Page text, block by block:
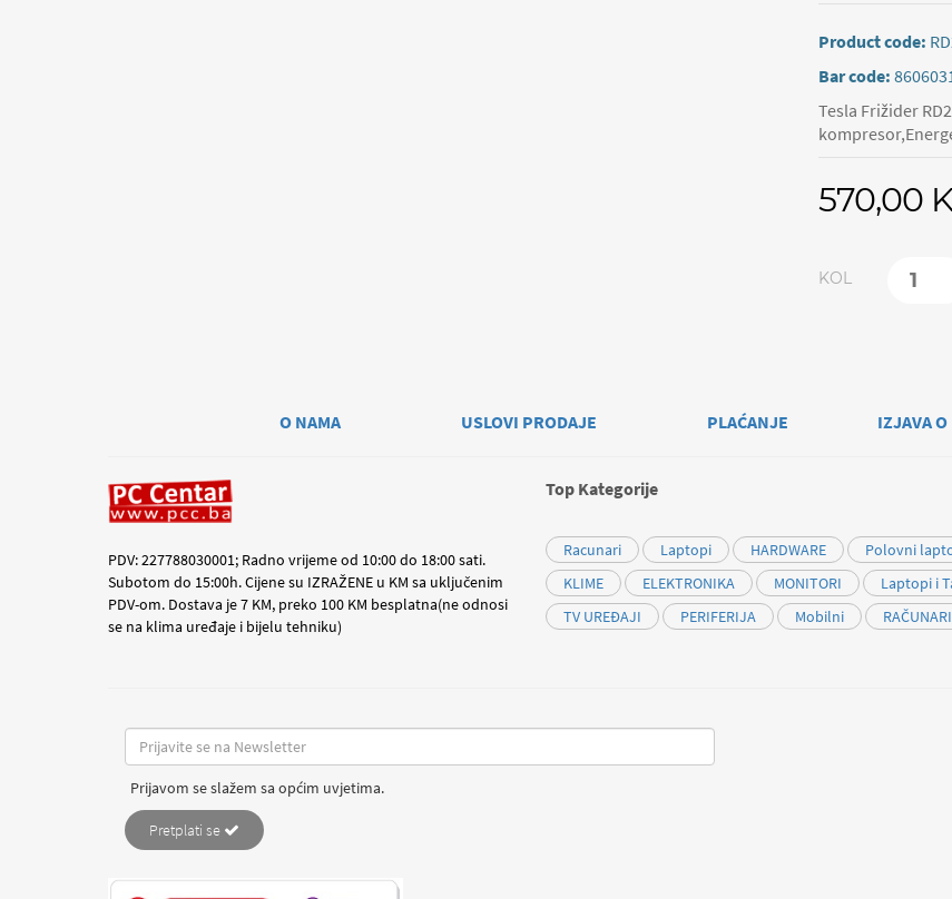
Product code:
Bar code:
Tesla Frižider
570,00
KOL
O NAMA USLOVI PRODAJE PLAĆANJE IZJAVA
PDV: 227788030001; Radno vrijeme od 10:00 do 18:00 sati.
Subotom do 15:00h. Cijene su IZRAŽENE u KM sa uključenim
PDV-om. Dostava je 7 KM, preko 100 KM besplatna(ne odnosi
se na klima uređaje i bijelu tehniku)
Top Kategorije
Racunari Laptopi HARDWARE Polovni
KLIME
ELEKTRONIKA MONITORI Laptopi i
TV UREĐAJI
PERIFERIJA Mobilni RAČUNARI
Prijavom se slažem sa općim uvjetima.
Pretplati se